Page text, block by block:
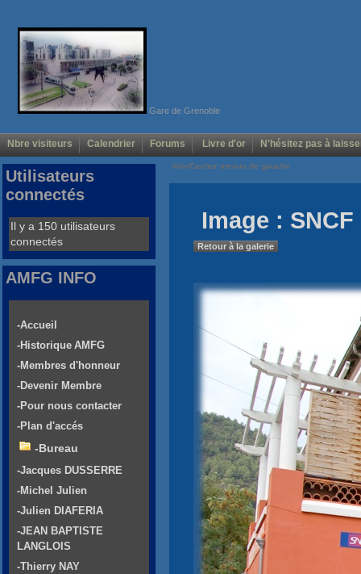
Gare de Grenoble
Nbre visiteurs Calendrier Forums Livre d'or N'hésitez pas à
Voir/Cacher menus de gauche
Image :
Retour à la galerie
Utilisateurs
connectés
Il y a 150 utilisateurs
connectés
AMFG INFO
-Accueil
-Historique AMFG
-Membres d'honneur
-Devenir Membre
-Pour nous contacter
-Plan d'accés
-Bureau
-Jacques DUSSERRE
-Michel Julien
-Julien DIAFERIA
-JEAN BAPTISTE
LANGLOIS
-Thierry NAY